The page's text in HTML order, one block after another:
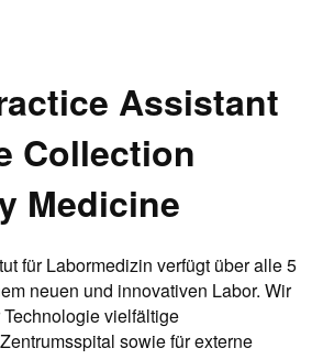
Assistant
Collection
Medicine
für Labormedizin verfügt über alle 5
neuen und innovativen Labor. Wir
vielfältige
sowie für externe